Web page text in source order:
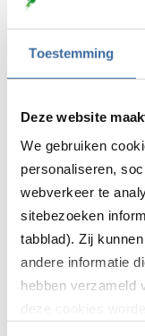
Toestemming
Deze website
We gebruiken
personaliseren,
webverkeer te
sitebezoeken
tabblad). Zij
andere informatie
hebben verzameld
3-